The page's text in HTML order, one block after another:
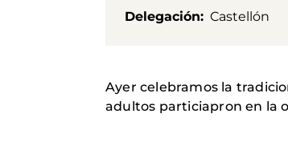
Delegación Castellón
Ayer celebramos la
adultos particiapron en la